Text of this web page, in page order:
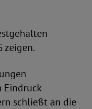
zeigen.
Eindruck
schließt an die